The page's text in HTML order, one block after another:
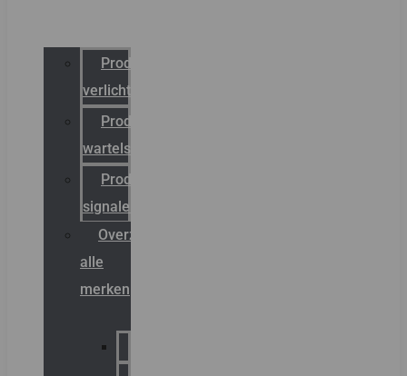
Productcatalogus
verlichting
Productcatalogus
wartels
Productcatalogus
signalering
Overzicht
alle
merken